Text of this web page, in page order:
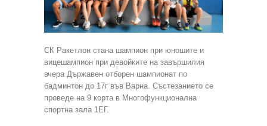
СК Ракетлон стана шампион при юношите и
вицешампион при девойките на завършилия
вчера Държавен отборен шампионат по
бадминтон до 17г във Варна. Състезанието се
проведе на 9 корта в Многофункционална
спортна зала 1ЕГ.